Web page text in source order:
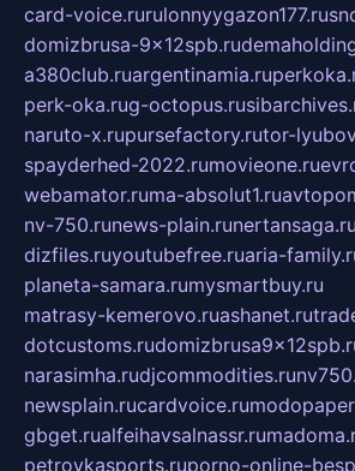
card-voice.rurulonnyygazon177.ru
domizbrusa-9x12spb.ru
a380club.ruargentinamia.ru
perk-oka.rug-octopus.ru
naruto-x.rupursefactory.rutor-
spayderhed-2022.rumovieone.ru
webamator.ruma-absolut1.ru
nv-750.runews-plain.runertansaga.ru
dizfiles.ruyoutubefree.ruaria-
planeta-samara.rumysmartbuy.ru
matrasy-kemerovo.ruashanet.ru
dotcustoms.ru
narasimha.rudjcommodities.ru
newsplain.rucardvoice.ru
gbget.rualfeihavsalnassr.ru
petrovkasports.ruporno-online-